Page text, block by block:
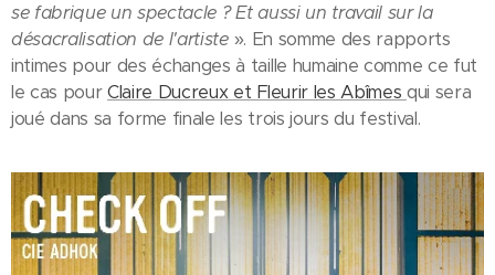
se fabrique un spectacle ? Et aussi un travail sur la
désacralisation de l'artiste ». En somme des rapports
intimes pour des échanges à taille humaine comme ce fut
le cas pourClaire Ducreux et Fleurir les Abîmes qui sera
joué dans sa forme finale les trois jours du festival.